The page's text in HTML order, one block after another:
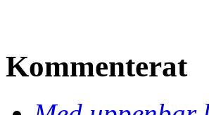
Kommenterat